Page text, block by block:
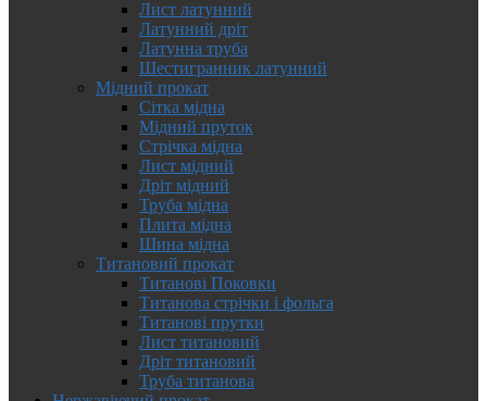
Лист латунний
Латунний дріт
Латунна труба
Шестигранник латунний
Мідний прокат
Сітка мідна
Мідний пруток
Стрічка мідна
Лист мідний
Дріт мідний
Труба мідна
Плита мідна
Шина мідна
Титановий прокат
Титанові Поковки
Титанова стрічки і фольга
Титанові прутки
Лист титановий
Дріт титановий
Труба титанова